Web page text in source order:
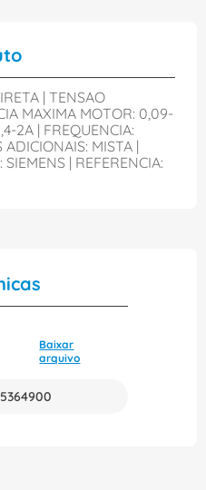
| TENSAO
MAXIMA MOTOR: 0,09-
2A | FREQUENCIA:
MISTA |
| REFERENCIA:
Baixar
arquivo